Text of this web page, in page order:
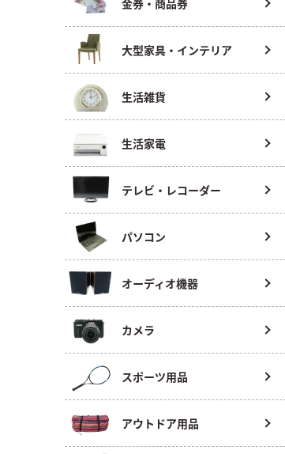
金券・商品券
大型家具・インテリア
生活雑貨
生活家電
テレビ・レコーダー
パソコン
オーディオ機器
カメラ
スポーツ用品
アウトドア用品